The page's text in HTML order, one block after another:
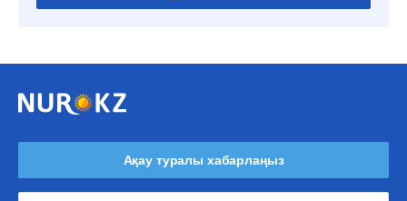
Ақау туралы хабарлаңыз